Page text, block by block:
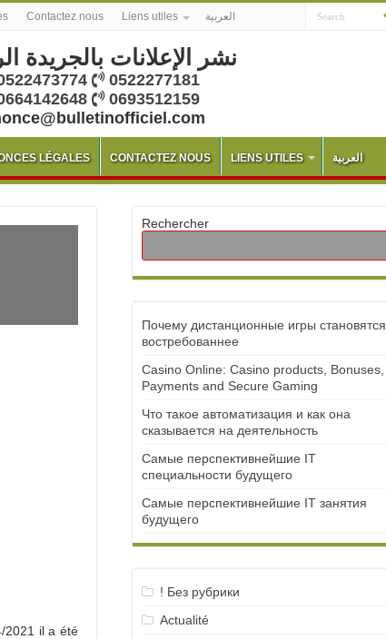
Contactez nous Liens utiles العربية
نشر الإعلانات بالجريدة
0522277181
0693512159
LÉGALES CONTACTEZ NOUS LIENS UTILES العربية
2021 il a été
Rechercher
Почему дистанционные игры становятся
востребованнее
Casino Online: Casino products, Bonuses,
Payments and Secure Gaming
Что такое автоматизация и как она
сказывается на деятельность
Самые перспективнейшие IT
специальности будущего
Самые перспективнейшие IT занятия
будущего
! Без рубрики
Actualité